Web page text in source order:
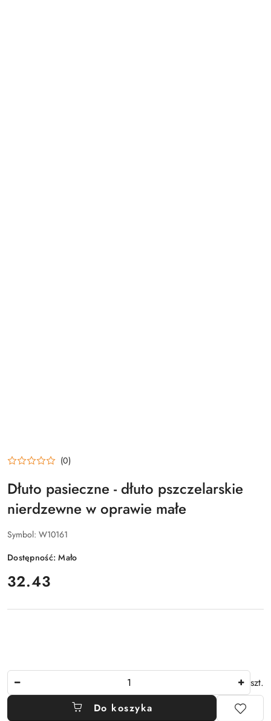
(0)
Dłuto pasieczne - dłuto pszczelarskie
nierdzewne w oprawie małe
Symbol: W10161
Dostępność:Mało
cena:
32.43
szt.
Do koszyka